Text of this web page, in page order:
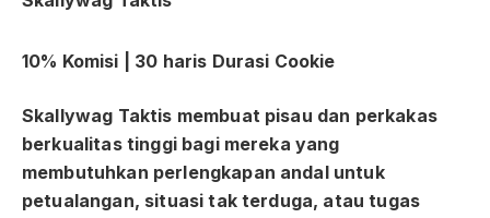
10% Komisi | 30 haris Durasi Cookie
Skallywag Taktis membuat pisau dan perkakas
berkualitas tinggi bagi mereka yang
membutuhkan perlengkapan andal untuk
petualangan, situasi tak terduga, atau tugas